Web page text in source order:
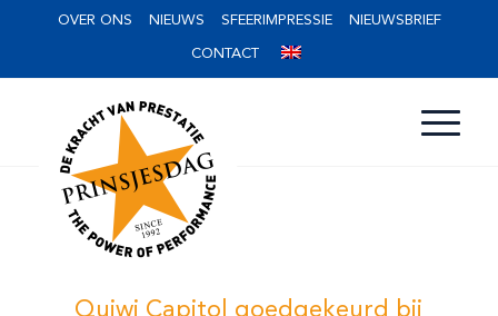
OVER ONS NIEUWS SFEERIMPRESSIE NIEUWSBRIEF
CONTACT
Quiwi Capitol goedgekeurd bij